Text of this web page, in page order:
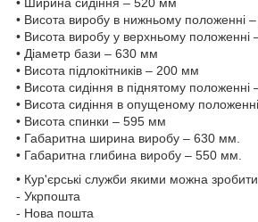
• Ширина сидіння – 520 мм
• Висота виробу в нижньому положенні
• Висота виробу у верхньому
• Діаметр бази – 630 мм
• Висота підлокітників – 200 мм
• Висота сидіння в піднятому
• Висота сидіння в опущеному
• Висота спинки – 595 мм
• Габаритна ширина виробу – 630 мм.
• Габаритна глибина виробу – 550 мм.
• Кур'єрські служби якими можна
- Укрпошта
- Нова пошта